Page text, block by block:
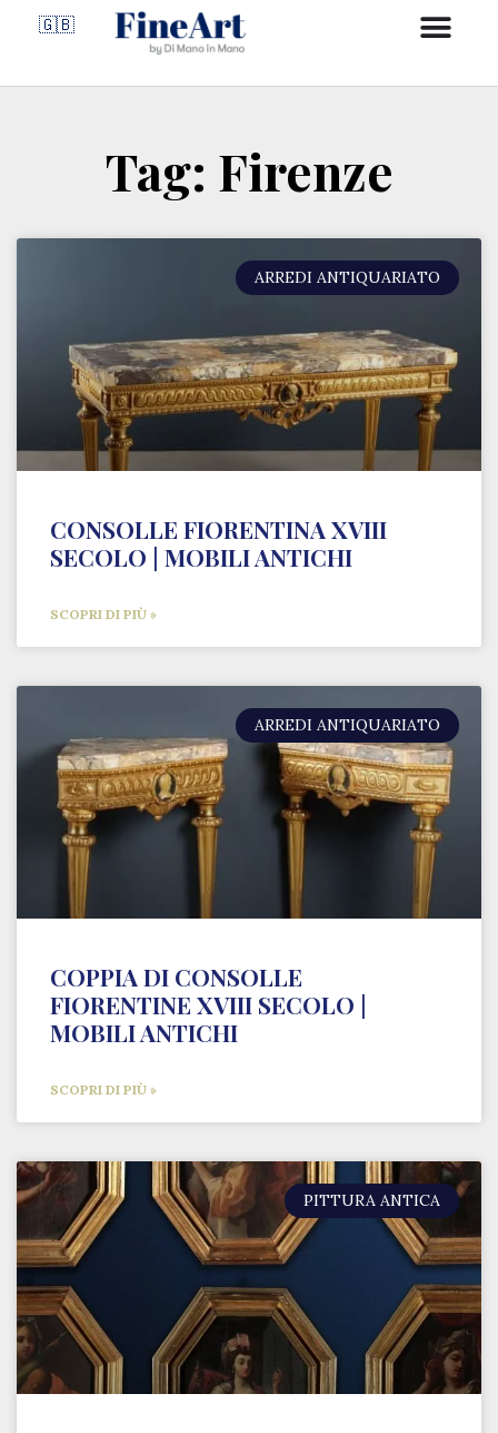
🇬🇧
Tag: Firenze
ARREDI ANTIQUARIATO
CONSOLLE FIORENTINA XVIII
SECOLO | MOBILI ANTICHI
SCOPRI DI PIÙ »
ARREDI ANTIQUARIATO
COPPIA DI CONSOLLE
FIORENTINE XVIII SECOLO |
MOBILI ANTICHI
SCOPRI DI PIÙ »
PITTURA ANTICA